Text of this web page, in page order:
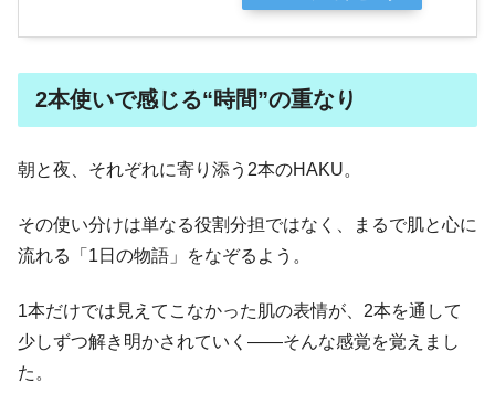
2本使いで感じる“時間”の重なり
朝と夜、それぞれに寄り添う2本のHAKU。
その使い分けは単なる役割分担ではなく、まるで肌と心に
流れる「1日の物語」をなぞるよう。
1本だけでは見えてこなかった肌の表情が、2本を通して
少しずつ解き明かされていく――そんな感覚を覚えまし
た。